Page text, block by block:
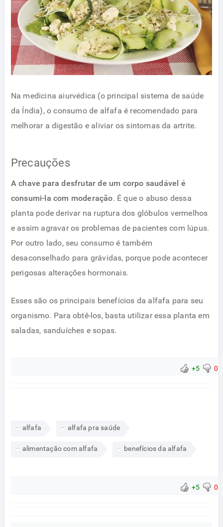
Na medicina aiurvédica (o principal sistema de saúde
da Índia), o consumo de alfafa é recomendado para
melhorar a digestão e aliviar os sintomas da artrite.
Precauções
A chave para desfrutar de um corpo saudável é
consumi-la com moderação. É que o abuso dessa
planta pode derivar na ruptura dos glóbulos vermelhos
e assim agravar os problemas de pacientes com lúpus.
Por outro lado, seu consumo é também
desaconselhado para grávidas, porque pode acontecer
perigosas alterações hormonais.
Esses são os principais benefícios da alfafa para seu
organismo. Para obtê-los, basta utilizar essa planta em
saladas, sanduíches e sopas.
+5 0
alfafa alfafa pra saúde
alimentação com alfafa benefícios da alfafa
+5 0